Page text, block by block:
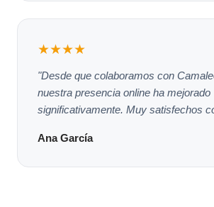
★★★★
"Desde que colaboramos con
nuestra presencia online ha mejorado
significativamente. Muy satisfechos
Ana García